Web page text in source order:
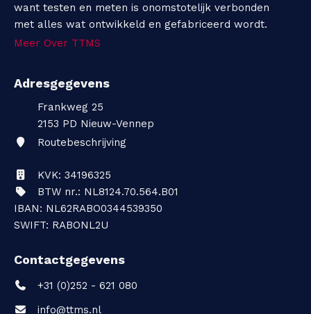
want testen en meten is onomstotelijk verbonden
met alles wat ontwikkeld en gefabriceerd wordt.
Meer Over TTMS
Adresgegevens
Frankweg 25
2153 PD Nieuw-Vennep
Routebeschrijving
KVK: 34196325
BTW nr.: NL8124.70.564.B01
IBAN: NL62RABO0344539350
SWIFT: RABONL2U
Contactgegevens
+31 (0)252 - 621 080
info@ttms.nl